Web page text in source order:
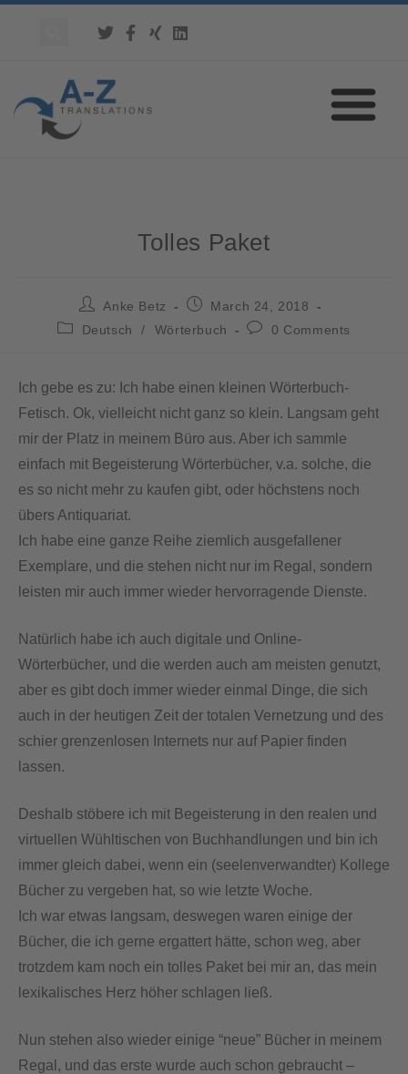
Tolles Paket
Anke Betz
March 24, 2018
Deutsch
/ Wörterbuch 0 Comments
Ich gebe es zu: Ich habe einen kleinen Wörterbuch-
Fetisch. Ok, vielleicht nicht ganz so klein. Langsam geht
mir der Platz in meinem Büro aus. Aber ich sammle
einfach mit Begeisterung Wörterbücher, v.a. solche, die
es so nicht mehr zu kaufen gibt, oder höchstens noch
übers Antiquariat.
Ich habe eine ganze Reihe ziemlich ausgefallener
Exemplare, und die stehen nicht nur im Regal, sondern
leisten mir auch immer wieder hervorragende Dienste.
Natürlich habe ich auch digitale und Online-
Wörterbücher, und die werden auch am meisten genutzt,
aber es gibt doch immer wieder einmal Dinge, die sich
auch in der heutigen Zeit der totalen Vernetzung und des
schier grenzenlosen Internets nur auf Papier finden
lassen.
Deshalb stöbere ich mit Begeisterung in den realen und
virtuellen Wühltischen von Buchhandlungen und bin ich
immer gleich dabei, wenn ein (seelenverwandter) Kollege
Bücher zu vergeben hat, so wie letzte Woche.
Ich war etwas langsam, deswegen waren einige der
Bücher, die ich gerne ergattert hätte, schon weg, aber
trotzdem kam noch ein tolles Paket bei mir an, das mein
lexikalisches Herz höher schlagen ließ.
Nun stehen also wieder einige “neue” Bücher in meinem
Regal, und das erste wurde auch schon gebraucht –